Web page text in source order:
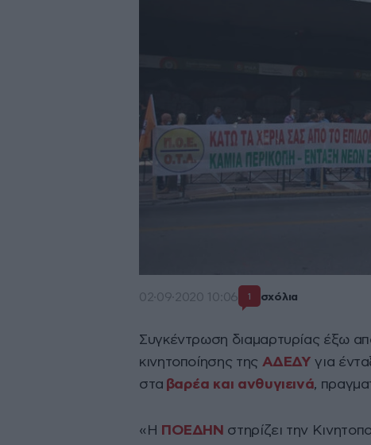
02·09·2020 10:06 1 σχόλια
Συγκέντρωση διαμαρτυρίας έξω
κινητοποίησης της ΑΔΕΔΥ για
στα βαρέα και ανθυγιεινά,
«Η ΠΟΕΔΗΝ στηρίζει την